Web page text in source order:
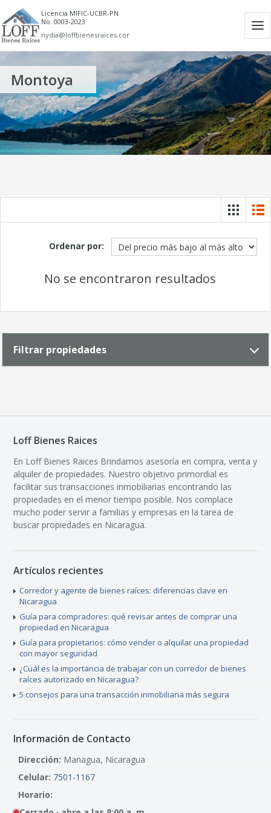
Licencia MIFIC-UCBR-PN
No. 0003-2023
nydia@loffbienesraices.com
Montoya
Ordenar por:
No se encontraron resultados
Filtrar propiedades
Loff Bienes Raices
En Loff Bienes Raices Brindamos asesoría en compra, venta y
alquiler de propiedades. Nuestro objetivo primordial es
facilitar sus transacciones inmobiliarias encontrando las
propiedades en el menor tiempo posible. Nos complace
mucho poder servir a familias y empresas en la tarea de
buscar propiedades en Nicaragua.
Artículos recientes
Corredor y agente de bienes raíces: diferencias clave en
Nicaragua
Guía para compradores: qué revisar antes de comprar una
propiedad en Nicaragua
Guía para propietarios: cómo vender o alquilar una propiedad
con mayor seguridad
¿Cuál es la importancia de trabajar con un corredor de bienes
raíces autorizado en Nicaragua?
5 consejos para una transacción inmobiliaria más segura
Información de Contacto
Dirección: Managua, Nicaragua
Celular: 7501-1167
Horario: